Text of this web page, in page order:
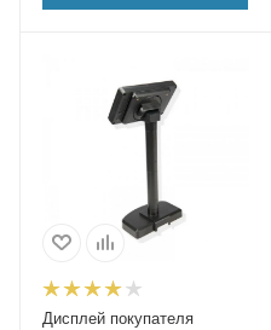
Дисплей покупателя